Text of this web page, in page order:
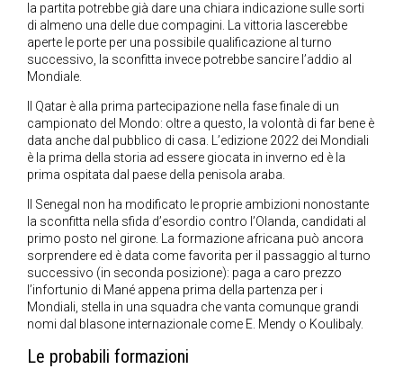
la partita potrebbe già dare una chiara indicazione sulle sorti
di almeno una delle due compagini. La vittoria lascerebbe
aperte le porte per una possibile qualificazione al turno
successivo, la sconfitta invece potrebbe sancire l’addio al
Mondiale.
Il Qatar è alla prima partecipazione nella fase finale di un
campionato del Mondo: oltre a questo, la volontà di far bene è
data anche dal pubblico di casa. L’edizione 2022 dei Mondiali
è la prima della storia ad essere giocata in inverno ed è la
prima ospitata dal paese della penisola araba.
Il Senegal non ha modificato le proprie ambizioni nonostante
la sconfitta nella sfida d’esordio contro l’Olanda, candidati al
primo posto nel girone. La formazione africana può ancora
sorprendere ed è data come favorita per il passaggio al turno
successivo (in seconda posizione): paga a caro prezzo
l’infortunio di Mané appena prima della partenza per i
Mondiali, stella in una squadra che vanta comunque grandi
nomi dal blasone internazionale come E. Mendy o Koulibaly.
Le probabili formazioni